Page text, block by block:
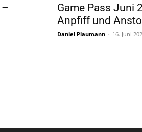
Game Pass Juni
Anpfiff und
Daniel Plaumann - 16. Juni